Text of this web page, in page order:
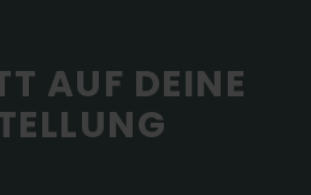
AUF DEINE